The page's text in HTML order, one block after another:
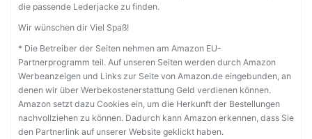
die passende Lederjacke zu finden.
Wir wünschen dir Viel Spaß!
* Die Betreiber der Seiten nehmen am Amazon EU-
Partnerprogramm teil. Auf unseren Seiten werden durch Amazon
Werbeanzeigen und Links zur Seite von Amazon.de eingebunden, an
denen wir über Werbekostenerstattung Geld verdienen können.
Amazon setzt dazu Cookies ein, um die Herkunft der Bestellungen
nachvollziehen zu können. Dadurch kann Amazon erkennen, dass Sie
den Partnerlink auf unserer Website geklickt haben.